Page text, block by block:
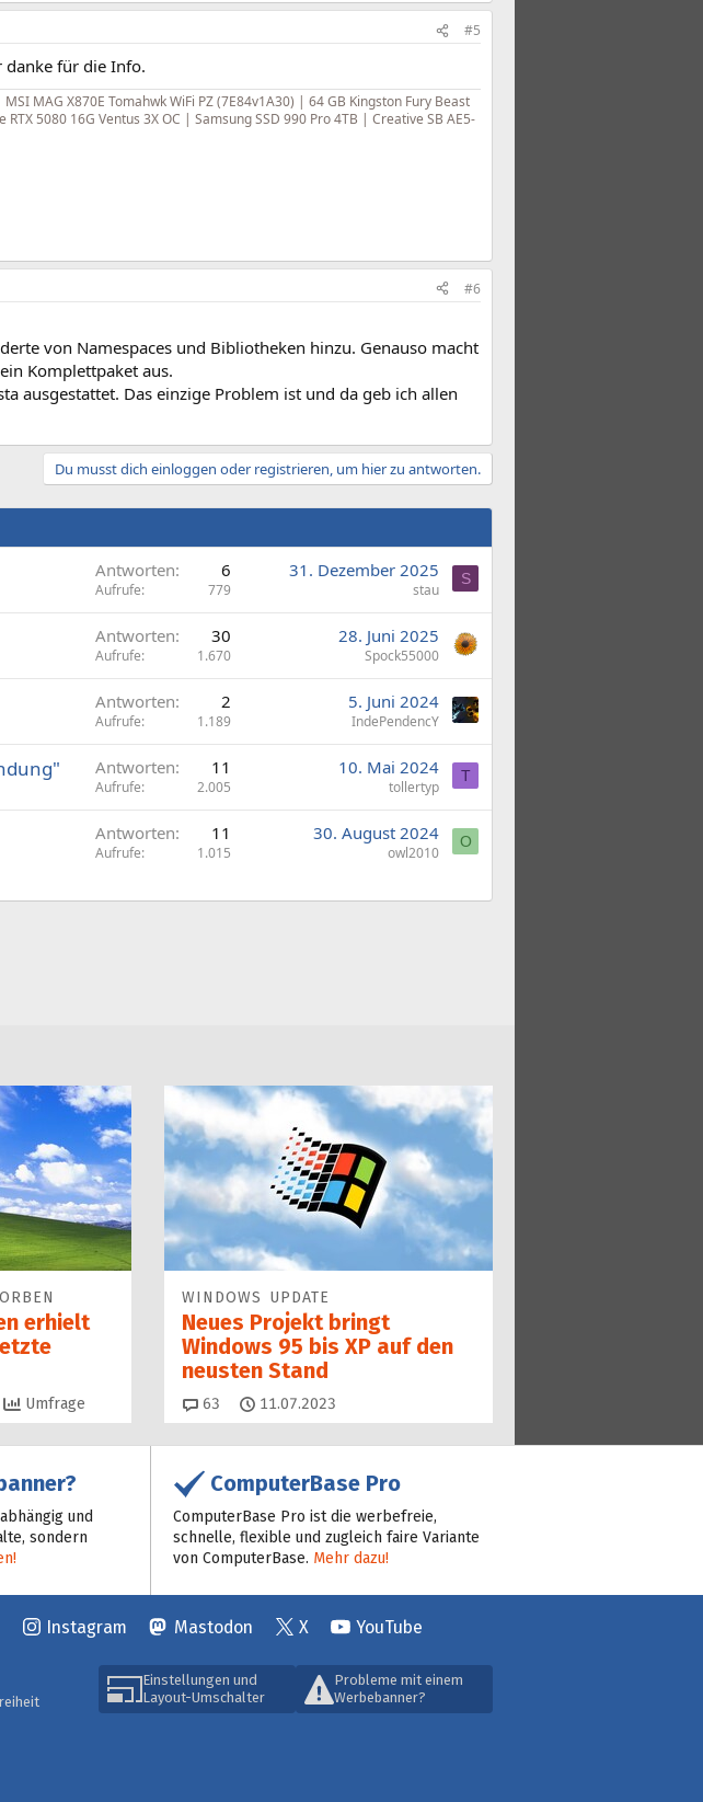
#5
danke für die Info.
MAG X870E Tomahwk WiFi PZ (7E84v1A30) | 64 GB Kingston Fury Beast
5080 16G Ventus 3X OC | Samsung SSD 990 Pro 4TB | Creative SB AE5-
#6
von Namespaces und Bibliotheken hinzu. Genauso macht
Komplettpaket aus.
ausgestattet. Das einzige Problem ist und da geb ich allen
Du musst dich einloggen oder registrieren, um hier zu antworten.
Antworten 6
Aufrufe 779
31. Dezember 2025
stau
S
Antworten 30
Aufrufe 1.670
28. Juni 2025
Spock55000
Antworten 2
Aufrufe 1.189
5. Juni 2024
IndePendencY
Antworten 11
Aufrufe 2.005
10. Mai 2024
tollertyp
T
Antworten 11
Aufrufe 1.015
30. August 2024
owl2010
O
erhielt
Umfrage
WINDOWS UPDATE
Neues Projekt bringt
Windows 95 bis XP auf den
neusten Stand
63 Kommentare
11.07.2023
und
sondern
ComputerBase Pro
ComputerBase Pro ist die werbefreie,
schnelle, flexible und zugleich faire Variante
von ComputerBase. Mehr dazu!
Instagram Mastodon X YouTube
Einstellungen und
Layout-Umschalter
Probleme mit einem
Werbebanner?